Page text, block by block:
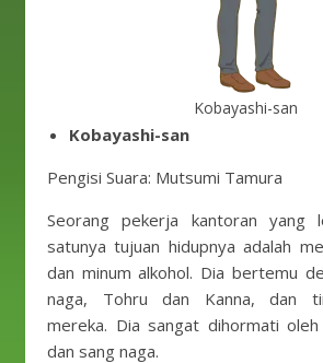
Kobayashi-san
Kobayashi-san
Pengisi Suara: Mutsumi Tamura
Seorang pekerja kantoran yang
satunya tujuan hidupnya adalah
dan minum alkohol. Dia bertemu
naga, Tohru dan Kanna, dan
mereka. Dia sangat dihormati oleh
dan sang naga.